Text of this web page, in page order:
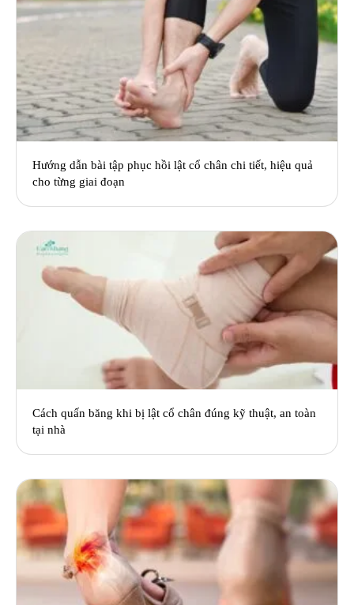
Hướng dẫn bài tập phục hồi lật cổ chân chi tiết, hiệu quả
cho từng giai đoạn
Cách quấn băng khi bị lật cổ chân đúng kỹ thuật, an toàn
tại nhà